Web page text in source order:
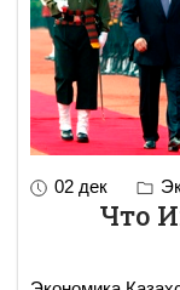
02 дек
Что